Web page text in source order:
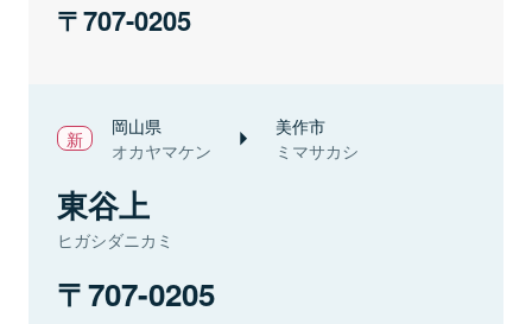
707-0205
岡山県
オカヤマケン
美作市
ミマサカシ
東谷上
ヒガシダニカミ
707-0205